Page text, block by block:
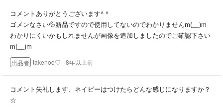
＊配送中のトラブルは一切責任を負えません
＊商品発送後全てのクレームお受け出来ません
＊他のサイトにも出品している商品もありますので突然削除をする事も
あります
＊値段交渉後、コメント逃げなど無連絡などおやめ下さいm(__)m
コメントありがとうございます^ ^
ゴメンなさい💦新品ですので使用してないのでわかりませんm(__)m
わかりにくいかもしれませんが画像を追加しましたのでご確認下さい
m(__)m
出品者 takenoo♡ - 8年以上前
コメント失礼します、ネイビーはつけたらどんな感じになりますか？
☆